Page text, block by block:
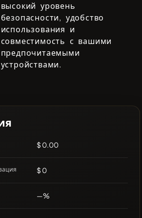
высокий уровень
безопасности, удобство
использования и
совместимость с вашими
предпочитаемыми
устройствами.
$ 0.00
$ 0
—%